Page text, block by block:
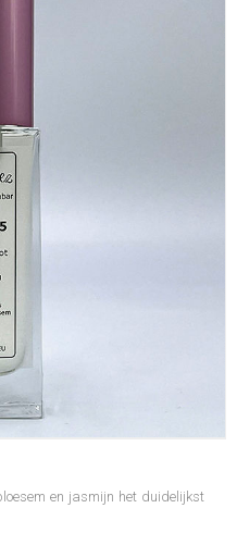
en jasmijn het duidelijkst